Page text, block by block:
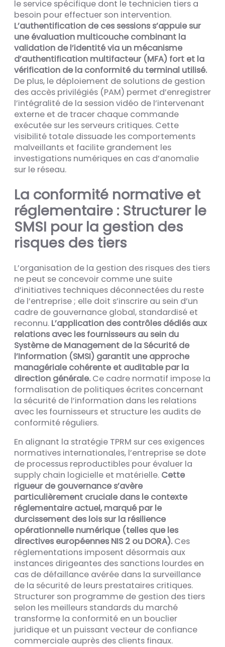
le service spécifique dont le technicien tiers a
besoin pour effectuer son intervention.
L’authentification de ces sessions s’appuie sur
une évaluation multicouche combinant la
validation de l’identité via un mécanisme
d’authentification multifacteur (MFA) fort et la
vérification de la conformité du terminal utilisé.
De plus, le déploiement de solutions de gestion
des accès privilégiés (PAM) permet d’enregistrer
l’intégralité de la session vidéo de l’intervenant
externe et de tracer chaque commande
exécutée sur les serveurs critiques. Cette
visibilité totale dissuade les comportements
malveillants et facilite grandement les
investigations numériques en cas d’anomalie
sur le réseau.
La conformité normative et
réglementaire : Structurer le
SMSI pour la gestion des
risques des tiers
L’organisation de la gestion des risques des tiers
ne peut se concevoir comme une suite
d’initiatives techniques déconnectées du reste
de l’entreprise ; elle doit s’inscrire au sein d’un
cadre de gouvernance global, standardisé et
reconnu. L’application des contrôles dédiés aux
relations avec les fournisseurs au sein du
Système de Management de la Sécurité de
l’Information (SMSI) garantit une approche
managériale cohérente et auditable par la
direction générale. Ce cadre normatif impose la
formalisation de politiques écrites concernant
la sécurité de l’information dans les relations
avec les fournisseurs et structure les audits de
conformité réguliers.
En alignant la stratégie TPRM sur ces exigences
normatives internationales, l’entreprise se dote
de processus reproductibles pour évaluer la
supply chain logicielle et matérielle. Cette
rigueur de gouvernance s’avère
particulièrement cruciale dans le contexte
réglementaire actuel, marqué par le
durcissement des lois sur la résilience
opérationnelle numérique (telles que les
directives européennes NIS 2 ou DORA). Ces
réglementations imposent désormais aux
instances dirigeantes des sanctions lourdes en
cas de défaillance avérée dans la surveillance
de la sécurité de leurs prestataires critiques.
Structurer son programme de gestion des tiers
selon les meilleurs standards du marché
transforme la conformité en un bouclier
juridique et un puissant vecteur de confiance
commerciale auprès des clients finaux.